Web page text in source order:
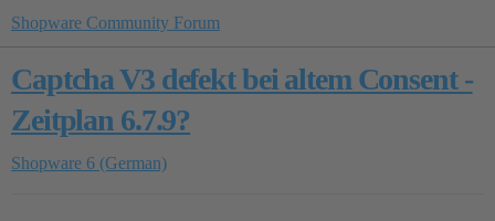
Shopware Community Forum
Captcha V3 defekt bei altem Consent -
Zeitplan 6.7.9?
Shopware 6 (German)